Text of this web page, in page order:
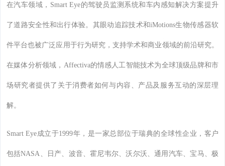
在汽车领域，Smart Eye的驾驶员监测系统和车内感知解决方案提升
了道路安全性和出行体验。其眼动追踪技术和iMotions生物传感器软
件平台也被广泛应用于行为研究，支持学术和商业领域的前沿研究。
在媒体分析领域，Affectiva的情感人工智能技术为全球顶级品牌和市
场研究者提供了关于消费者如何与内容、产品及服务互动的深层理
解。
Smart Eye成立于1999年，是一家总部位于瑞典的全球性企业，客户
包括NASA、日产、波音、霍尼韦尔、沃尔沃、通用汽车、宝马、极